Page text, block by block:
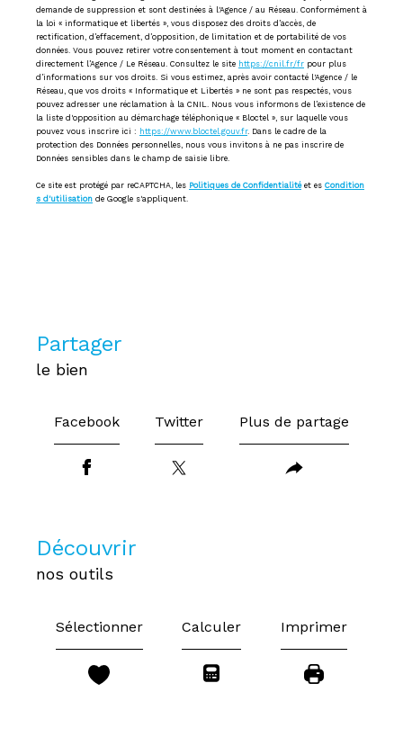
demande de suppression et sont destinées à l'Agence / au Réseau. Conformément à
la loi « informatique et libertés », vous disposez des droits d’accès, de
rectification, d’effacement, d’opposition, de limitation et de portabilité de vos
données. Vous pouvez retirer votre consentement à tout moment en contactant
directement l’Agence / Le Réseau. Consultez le site https://cnil.fr/fr pour plus
d’informations sur vos droits. Si vous estimez, après avoir contacté l'Agence / le
Réseau, que vos droits « Informatique et Libertés » ne sont pas respectés, vous
pouvez adresser une réclamation à la CNIL. Nous vous informons de l’existence de
la liste d'opposition au démarchage téléphonique « Bloctel », sur laquelle vous
pouvez vous inscrire ici : https://www.bloctel.gouv.fr. Dans le cadre de la
protection des Données personnelles, nous vous invitons à ne pas inscrire de
Données sensibles dans le champ de saisie libre.
Ce site est protégé par reCAPTCHA, les Politiques de Confidentialitéet es Condition
s d'utilisation de Google s'appliquent.
partager
le bien
Facebook Twitter Plus de partage
découvrir
nos outils
Sélectionner Calculer Imprimer